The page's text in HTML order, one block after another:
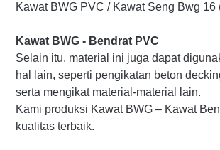
Kawat BWG PVC / Kawat Seng Bwg 16
Kawat BWG - Bendrat PVC
Selain itu, material ini juga dapat
hal lain, seperti pengikatan beton
serta mengikat material-material lain.
Kami produksi Kawat BWG – Kawat
kualitas terbaik.